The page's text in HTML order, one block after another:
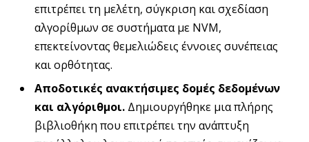
επιτρέπει τη μελέτη, σύγκριση και σχεδίαση
αλγορίθμων σε συστήματα με NVM,
επεκτείνοντας θεμελιώδεις έννοιες συνέπειας
και ορθότητας.
Αποδοτικές ανακτήσιμες δομές δεδομένων
και αλγόριθμοι. Δημιουργήθηκε μια πλήρης
βιβλιοθήκη που επιτρέπει την ανάπτυξη